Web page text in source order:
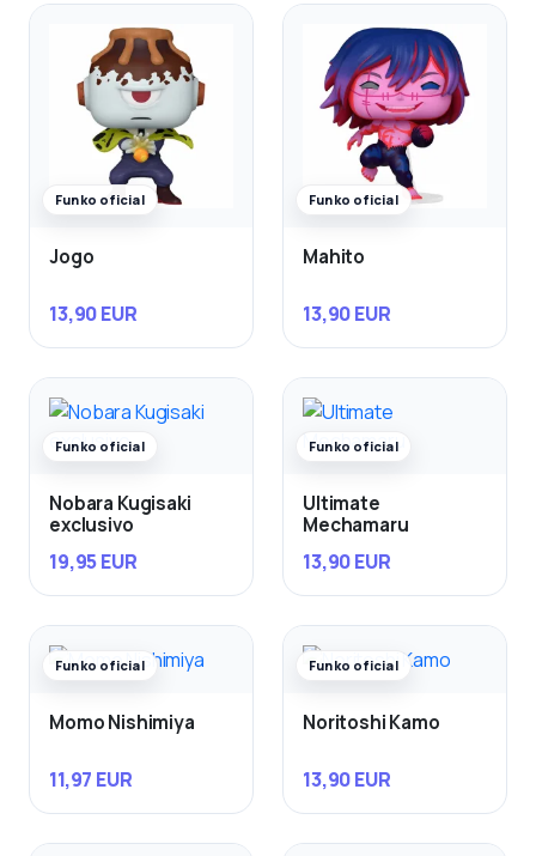
Funko oficial
Jogo
13,90 EUR
Funko oficial
Mahito
13,90 EUR
Funko oficial
Nobara Kugisaki
exclusivo
19,95 EUR
Funko oficial
Ultimate
Mechamaru
13,90 EUR
Funko oficial
Momo Nishimiya
11,97 EUR
Funko oficial
Noritoshi Kamo
13,90 EUR